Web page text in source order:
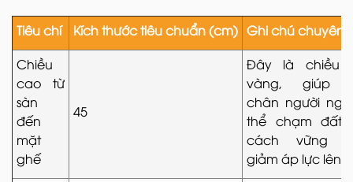
Tiêu chí Kích thước tiêu chuẩn (cm) Ghi chú chuyên
Chiều
cao từ
sàn
đến
mặt
ghế
45
Đây là chiều
vàng, giúp
chân người
thể chạm đất
cách vững
giảm áp lực lên